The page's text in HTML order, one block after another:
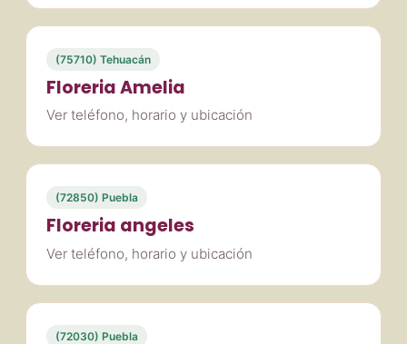
(75710) Tehuacán
Floreria Amelia
Ver teléfono, horario y ubicación
(72850) Puebla
Floreria angeles
Ver teléfono, horario y ubicación
(72030) Puebla